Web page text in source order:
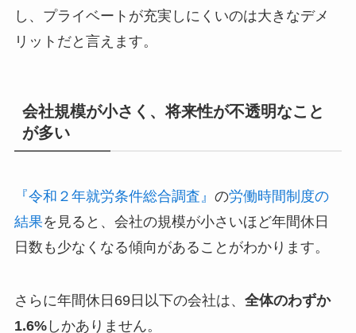
し、プライベートが充実しにくいのは大きなデメ
リットだと言えます。
会社規模が小さく、将来性が不透明なこと
が多い
『令和２年就労条件総合調査』 の労働時間制度の
結果を見ると、会社の規模が小さいほど年間休日
日数も少なくなる傾向があることがわかります。
さらに年間休日69日以下の会社は、 全体のわずか
1.6%しかありません。